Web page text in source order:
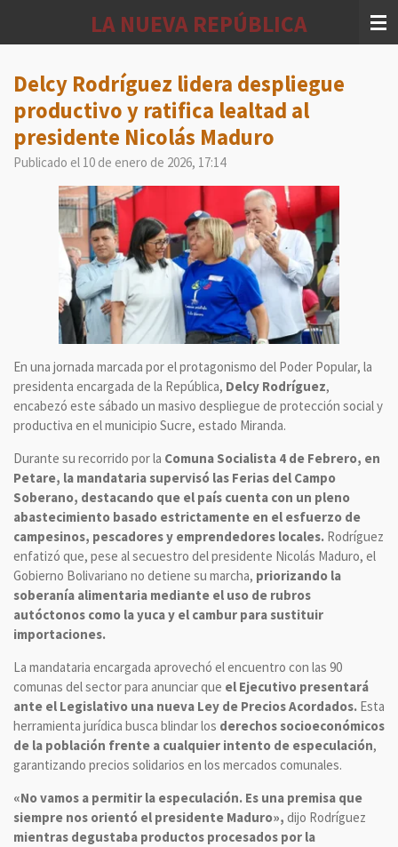
principal
LA NUEVA REPÚBLICA
Delcy Rodríguez lidera despliegue
productivo y ratifica lealtad al
presidente Nicolás Maduro
Publicado el 10 de enero de 2026, 17:14
En una jornada marcada por el protagonismo del Poder Popular, la
presidenta encargada de la República, Delcy Rodríguez,
encabezó este sábado un masivo despliegue de protección social y
productiva en el municipio Sucre, estado Miranda.
Durante su recorrido por la Comuna Socialista 4 de Febrero, en
Petare, la mandataria supervisó las Ferias del Campo
Soberano, destacando que el país cuenta con un pleno
abastecimiento basado estrictamente en el esfuerzo de
campesinos, pescadores y emprendedores locales. Rodríguez
enfatizó que, pese al secuestro del presidente Nicolás Maduro, el
Gobierno Bolivariano no detiene su marcha, priorizando la
soberanía alimentaria mediante el uso de rubros
autóctonos como la yuca y el cambur para sustituir
importaciones.
La mandataria encargada aprovechó el encuentro con las 90
comunas del sector para anunciar que el Ejecutivo presentará
ante el Legislativo una nueva Ley de Precios Acordados. Esta
herramienta jurídica busca blindar los derechos socioeconómicos
de la población frente a cualquier intento de especulación,
garantizando precios solidarios en los mercados comunales.
«No vamos a permitir la especulación. Es una premisa que
siempre nos orientó el presidente Maduro», dijo Rodríguez
mientras degustaba productos procesados por la